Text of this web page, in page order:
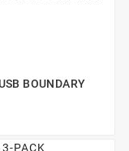
BOUNDARY